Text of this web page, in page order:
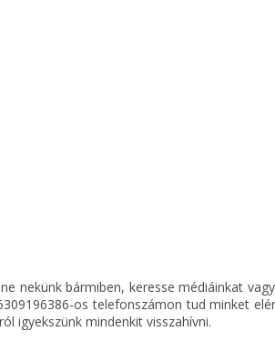
nekünk bármiben, keresse médiáinkat
os telefonszámon tud minket
igyekszünk mindenkit visszahívni.